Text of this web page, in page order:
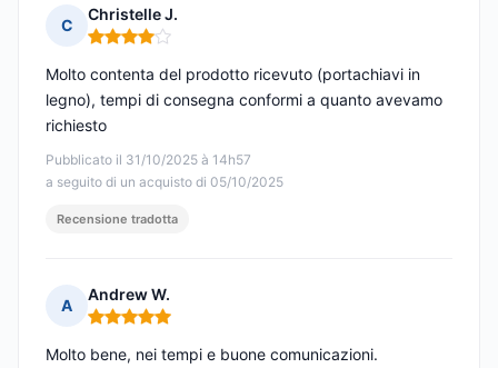
C
Christelle J.
Nota: 4 su 5
Pubblicato il 31/10/2025 à 14h57
a seguito di un acquisto di 05/10/2025
Molto contenta del prodotto ricevuto (portachiavi in
legno), tempi di consegna conformi a quanto avevamo
richiesto
Recensione tradotta
A
Andrew W.
Nota: 5 su 5
Molto bene, nei tempi e buone comunicazioni.